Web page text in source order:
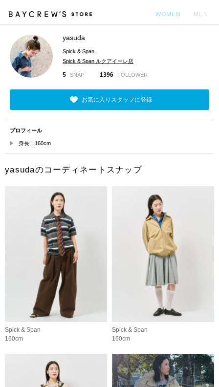
WOMEN MEN
yasuda
Spick & Span
Spick & Span ルクアイーレ店
5 SNAP 1396 FOLLOWER
お気に入りスタッフに登録
プロフィール
身長：160cm
yasudaのコーディネートスナップ
Spick & Span
160cm
Spick & Span
160cm